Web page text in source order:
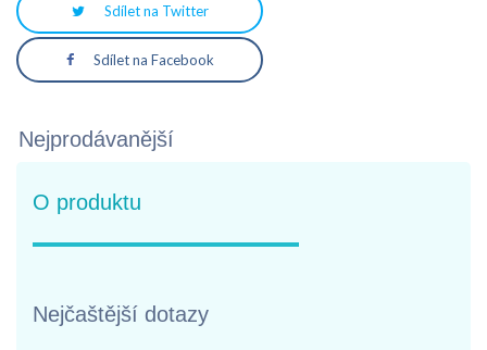
Sdílet na Twitter
Sdílet na Facebook
Nejprodávanější
O produktu
Nejčaštější dotazy